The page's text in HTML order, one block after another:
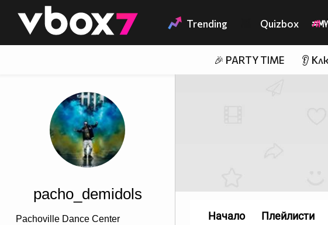
👾 Trending Quizbox
🎉 PARTY TIME 👂
pacho_demidols
Pachoville Dance Center Начало Плейлисти